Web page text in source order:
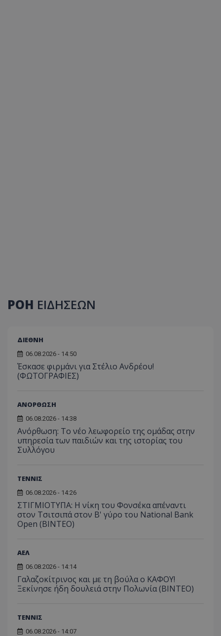
ΡΟΗ ΕΙΔΗΣΕΩΝ
ΔΙΕΘΝΗ
06.08.2026 - 14:50
Έσκασε φιρμάνι για Στέλιο Ανδρέου!
(ΦΩΤΟΓΡΑΦΙΕΣ)
ΑΝΟΡΘΩΣΗ
06.08.2026 - 14:38
Ανόρθωση: Το νέο λεωφορείο της ομάδας στην
υπηρεσία των παιδιών και της ιστορίας του
Συλλόγου
ΤΕΝΝΙΣ
06.08.2026 - 14:26
ΣΤΙΓΜΙΟΤΥΠΑ: Η νίκη του Φονσέκα απέναντι
στον Τσιτσιπά στον Β' γύρο του National Bank
Open (ΒΙΝΤΕΟ)
ΑΕΛ
06.08.2026 - 14:14
Γαλαζοκίτρινος και με τη βούλα ο ΚΑΦΟΥ!
Ξεκίνησε ήδη δουλειά στην Πολωνία (ΒΙΝΤΕΟ)
ΤΕΝΝΙΣ
06.08.2026 - 14:07